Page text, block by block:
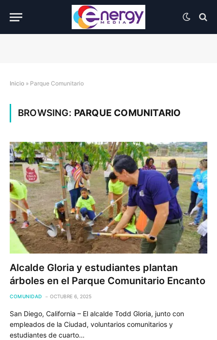
Inicio » Parque Comunitario
BROWSING: PARQUE COMUNITARIO
Alcalde Gloria y estudiantes plantan
árboles en el Parque Comunitario Encanto
COMUNIDAD OCTUBRE 6, 2025
San Diego, California – El alcalde Todd Gloria, junto con
empleados de la Ciudad, voluntarios comunitarios y
estudiantes de cuarto…